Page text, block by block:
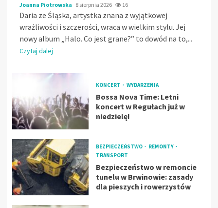
Joanna Piotrowska 8 sierpnia 2026 16
Daria ze Śląska, artystka znana z wyjątkowej
wrażliwości i szczerości, wraca w wielkim stylu. Jej
nowy album „Halo. Co jest grane?” to dowód na to,...
Czytaj dalej
KONCERT WYDARZENIA
Bossa Nova Time: Letni
koncert w Regułach już w
niedzielę!
BEZPIECZEŃSTWO
REMONTY
TRANSPORT
Bezpieczeństwo w remoncie
tunelu w Brwinowie: zasady
dla pieszych i rowerzystów